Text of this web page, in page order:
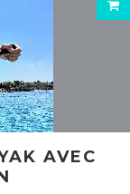
AVEC